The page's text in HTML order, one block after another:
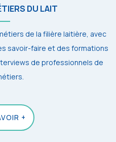
DU LAIT
de la filière laitière, avec
savoir-faire et des formations
de professionnels de
+